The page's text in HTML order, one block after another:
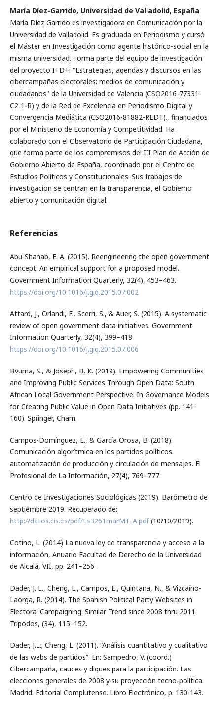
María Díez-Garrido, Universidad de Valladolid, España
María Díez Garrido es investigadora en Comunicación por la
Universidad de Valladolid. Es graduada en Periodismo y cursó
el Máster en Investigación como agente histórico-social en la
misma universidad. Forma parte del equipo de investigación
del proyecto I+D+i "Estrategias, agendas y discursos en las
cibercampañas electorales: medios de comunicación y
ciudadanos" de la Universidad de Valencia (CSO2016-77331-
C2-1-R) y de la Red de Excelencia en Periodismo Digital y
Convergencia Mediática (CSO2016-81882-REDT)., financiados
por el Ministerio de Economía y Competitividad. Ha
colaborado con el Observatorio de Participación Ciudadana,
que forma parte de los compromisos del III Plan de Acción de
Gobierno Abierto de España, coordinado por el Centro de
Estudios Políticos y Constitucionales. Sus trabajos de
investigación se centran en la transparencia, el Gobierno
abierto y comunicación digital.
Referencias
Abu-Shanab, E. A. (2015). Reengineering the open government
concept: An empirical support for a proposed model.
Government Information Quarterly, 32(4), 453–463.
https://doi.org/10.1016/j.giq.2015.07.002
Attard, J., Orlandi, F., Scerri, S., & Auer, S. (2015). A systematic
review of open government data initiatives. Government
Information Quarterly, 32(4), 399–418.
https://doi.org/10.1016/j.giq.2015.07.006
Bvuma, S., & Joseph, B. K. (2019). Empowering Communities
and Improving Public Services Through Open Data: South
African Local Government Perspective. In Governance Models
for Creating Public Value in Open Data Initiatives (pp. 141-
160). Springer, Cham.
Campos-Domínguez, E., & García Orosa, B. (2018).
Comunicación algorítmica en los partidos políticos:
automatización de producción y circulación de mensajes. El
Profesional de La Información, 27(4), 769–777.
Centro de Investigaciones Sociológicas (2019). Barómetro de
septiembre 2019. Recuperado de:
http://datos.cis.es/pdf/Es3261marMT_A.pdf(10/10/2019).
Cotino, L. (2014) La nueva ley de transparencia y acceso a la
información, Anuario Facultad de Derecho de la Universidad
de Alcalá, VII, pp. 241–256.
Dader, J. L., Cheng, L., Campos, E., Quintana, N., & Vizcaíno-
Laorga, R. (2014). The Spanish Political Party Websites in
Electoral Campaigning. Similar Trend since 2008 thru 2011.
Trípodos, (34), 115–152.
Dader, J.L.; Cheng, L. (2011). “Análisis cuantitativo y cualitativo
de las webs de partidos”. En: Sampedro, V. (coord.)
Cibercampaña, cauces y diques para la participación. Las
elecciones generales de 2008 y su proyección tecno-política.
Madrid: Editorial Complutense. Libro Electrónico, p. 130-143.